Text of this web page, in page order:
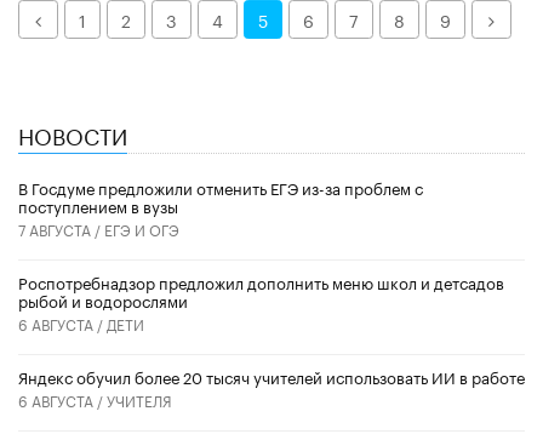
Назад1 2 3 4 5 6 7 8 9 Далее
НОВОСТИ
В Госдуме предложили отменить ЕГЭ из-за проблем с
поступлением в вузы
7 АВГУСТА / ЕГЭ И ОГЭ
Роспотребнадзор предложил дополнить меню школ и детсадов
рыбой и водорослями
6 АВГУСТА / ДЕТИ
​Яндекс обучил более 20 тысяч учителей использовать ИИ в работе
6 АВГУСТА /УЧИТЕЛЯ